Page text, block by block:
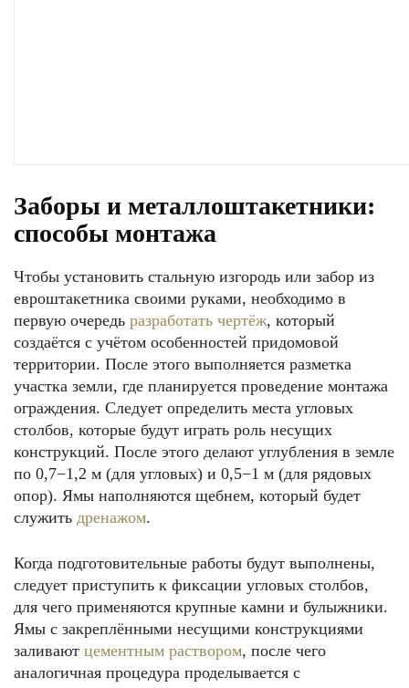
Заборы и металлоштакетники:
способы монтажа
Чтобы установить стальную изгородь или забор из
евроштакетника своими руками, необходимо в
первую очередь разработать чертёж, который
создаётся с учётом особенностей придомовой
территории. После этого выполняется разметка
участка земли, где планируется проведение монтажа
ограждения. Следует определить места угловых
столбов, которые будут играть роль несущих
конструкций. После этого делают углубления в земле
по 0,7−1,2 м (для угловых) и 0,5−1 м (для рядовых
опор). Ямы наполняются щебнем, который будет
служить дренажом.
Когда подготовительные работы будут выполнены,
следует приступить к фиксации угловых столбов,
для чего применяются крупные камни и булыжники.
Ямы с закреплёнными несущими конструкциями
заливают цементным раствором, после чего
аналогичная процедура проделывается с